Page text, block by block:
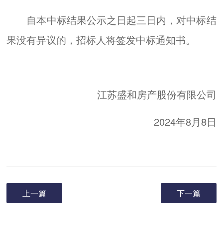
自本中标结果公示之日起三日内，对中标结
果没有异议的，招标人将签发中标通知书。
江苏盛和房产股份有限公司
2024年8月8日
上一篇 下一篇